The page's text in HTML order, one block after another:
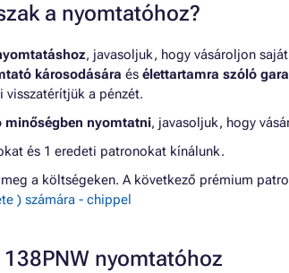
a nyomtatóhoz?
, javasoljuk, hogy vásároljon
károsodására és élettartamra szóló
visszatérítjük a pénzét.
minőségben nyomtatni, javasoljuk, hogy
és 1 eredeti patronokat kínálunk.
a költségeken. A következő prémium
) számára - chippel
138PNW nyomtatóhoz